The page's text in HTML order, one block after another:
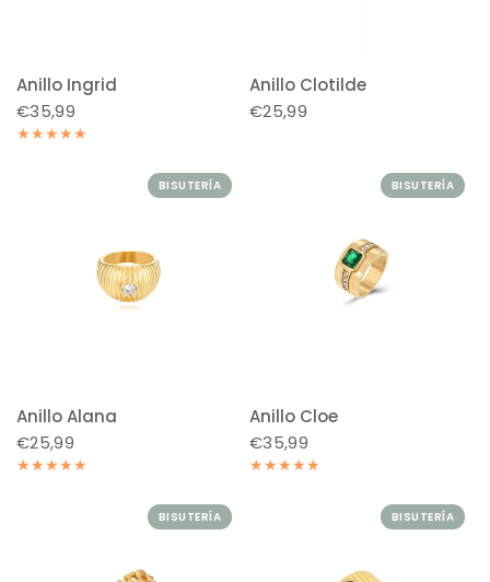
Anillo Ingrid
€35,99
Anillo Clotilde
€25,99
BISUTERÍA
Anillo Alana
€25,99
BISUTERÍA
Anillo Cloe
€35,99
BISUTERÍA BISUTERÍA